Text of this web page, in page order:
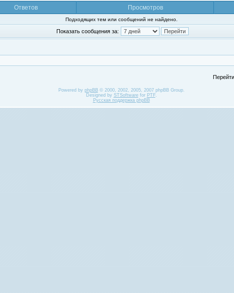
Ответов Просмотров
Подходящих тем или сообщений не найдено.
Показать сообщения за:
Powered by phpBB© 2000, 2002, 2005, 2007 phpBB Group.
Designed by STSoftwarefor PTF.
Русская поддержка phpBB